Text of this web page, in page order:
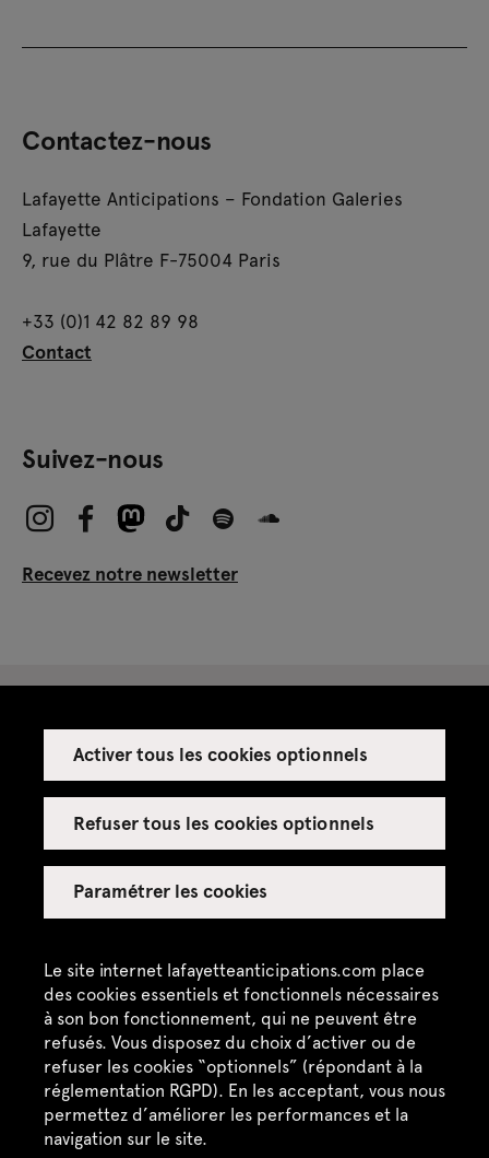
Le site internet lafayetteanticipations.com place
des cookies essentiels et fonctionnels nécessaires
à son bon fonctionnement, qui ne peuvent être
refusés. Vous disposez du choix d’activer ou de
refuser les cookies “optionnels” (répondant à la
réglementation RGPD). En les acceptant, vous nous
permettez d’améliorer les performances et la
navigation sur le site.
Activer tous les cookies optionnels
Refuser tous les cookies optionnels
Paramétrer les cookies
Contactez-nous
Lafayette Anticipations – Fondation Galeries
Lafayette
9, rue du Plâtre F-75004 Paris
+33 (0)1 42 82 89 98
Contact
Suivez-nous
Recevez notre newsletter
Espace presse
Espace enseignant·es
Espace privatisations
Crédits
Mentions légales
Politique de confidentialité
CGU / CGV
Plan du site